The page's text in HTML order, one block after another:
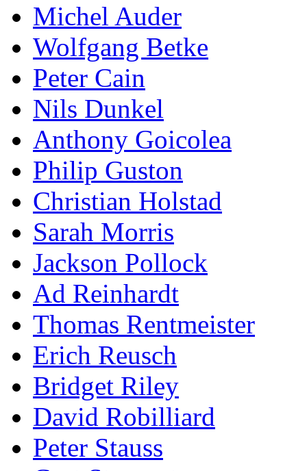
Michel Auder
Wolfgang Betke
Peter Cain
Nils Dunkel
Anthony Goicolea
Philip Guston
Christian Holstad
Sarah Morris
Jackson Pollock
Ad Reinhardt
Thomas Rentmeister
Erich Reusch
Bridget Riley
David Robilliard
Peter Stauss